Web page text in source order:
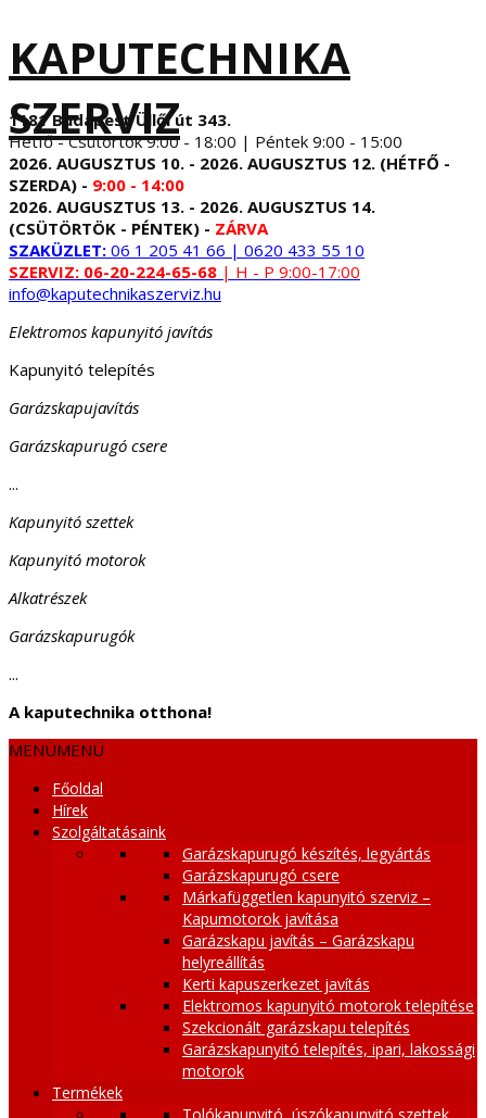
KAPUTECHNIKA
SZERVIZ
1181 Budapest Üllői út 343.
Hétfő - Csütörtök 9:00 - 18:00 | Péntek 9:00 - 15:00
2026. AUGUSZTUS 10. - 2026. AUGUSZTUS 12. (HÉTFŐ -
SZERDA) - 9:00 - 14:00
2026. AUGUSZTUS 13. - 2026. AUGUSZTUS 14.
(CSÜTÖRTÖK - PÉNTEK) - ZÁRVA
SZAKÜZLET: 06 1 205 41 66 | 0620 433 55 10
SZERVIZ: 06-20-224-65-68 | H - P 9:00-17:00
info@kaputechnikaszerviz.hu
Elektromos kapunyitó javítás
Kapunyitó telepítés
Garázskapujavítás
Garázskapurugó csere
...
Kapunyitó szettek
Kapunyitó motorok
Alkatrészek
Garázskapurugók
...
A kaputechnika otthona!
MENÜMENÜ
Főoldal
Hírek
Szolgáltatásaink
Garázskapurugó készítés, legyártás
Garázskapurugó csere
Márkafüggetlen kapunyitó szerviz –
Kapumotorok javítása
Garázskapu javítás – Garázskapu
helyreállítás
Kerti kapuszerkezet javítás
Elektromos kapunyitó motorok telepítése
Szekcionált garázskapu telepítés
Garázskapunyitó telepítés, ipari, lakossági
motorok
Termékek